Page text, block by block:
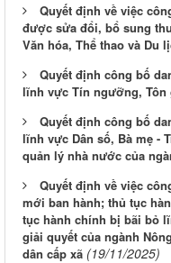
Quyết định về việc
được sửa đổi, bổ sung
Văn hóa, Thể thao và Du
Quyết định công bố
lĩnh vực Tín ngưỡng, Tôn
Quyết định công bố
lĩnh vực Dân số, Bà mẹ -
quản lý nhà nước của
Quyết định về việc
mới ban hành; thủ tục
tục hành chính bị bãi bỏ
giải quyết của ngành
dân cấp xã (19/11/2025)